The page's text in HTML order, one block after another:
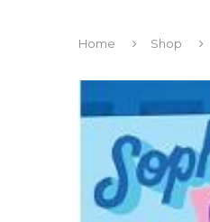
Home Shop